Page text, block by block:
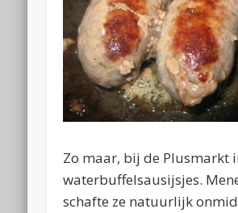
Zo maar, bij de Plusmarkt
waterbuffelsausijsjes.
schafte ze natuurlijk